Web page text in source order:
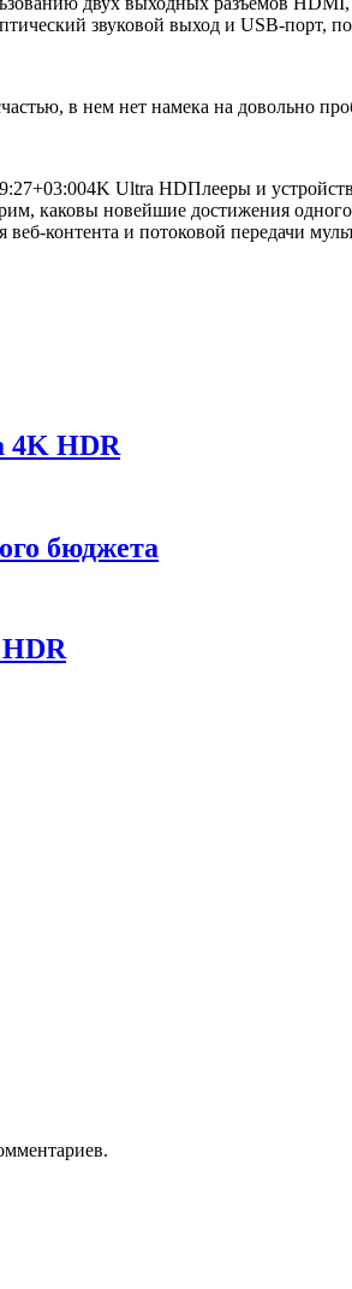
звуковой выход и USB-
в нем нет намека на довольно
4K Ultra HDПлееры и
каковы новейшие достижения одного
контента и потоковой передачи
4K HDR
бюджета